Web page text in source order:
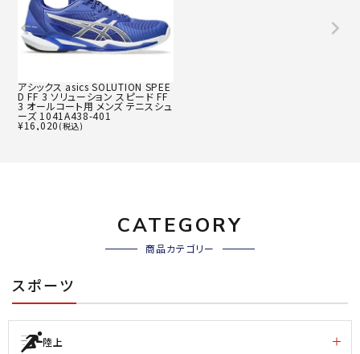
アシックス asics SOLUTION SPEE
D FF 3 ソリューション スピード FF
3 オールコート用 メンズ テニスシュ
ーズ 1041A438-401
¥16,020 (税込)
CATEGORY
商品カテゴリー
スポーツ
陸上